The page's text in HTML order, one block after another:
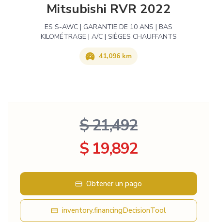
Mitsubishi RVR 2022
ES S-AWC | GARANTIE DE 10 ANS | BAS
KILOMÉTRAGE | A/C | SIÈGES CHAUFFANTS
41,096 km
$ 21,492
$ 19,892
Obtener un pago
inventory.financingDecisionTool